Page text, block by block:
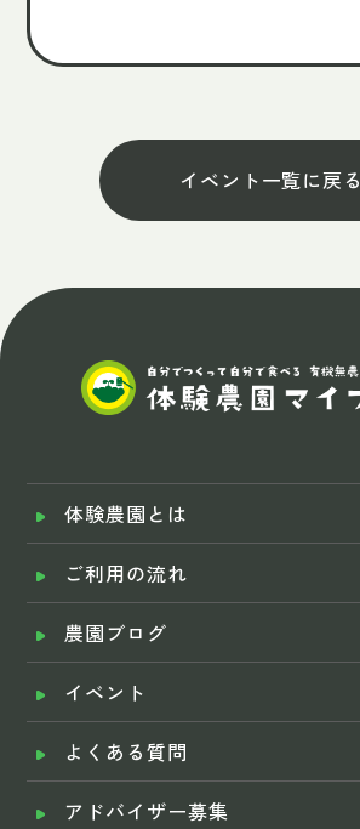
イベント一覧に戻る
体験農園とは
ご利用の流れ
農園ブログ
イベント
よくある質問
アドバイザー募集